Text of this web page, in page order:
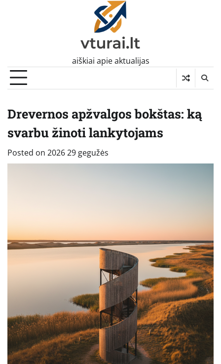
aiškiai apie aktualijas
Drevernos apžvalgos bokštas: ką
svarbu žinoti lankytojams
Posted on 2026 29 gegužės